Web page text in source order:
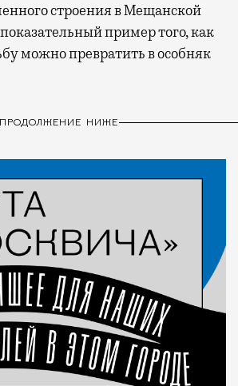
пример того, как
можно превратить в особняк
НИЖЕ